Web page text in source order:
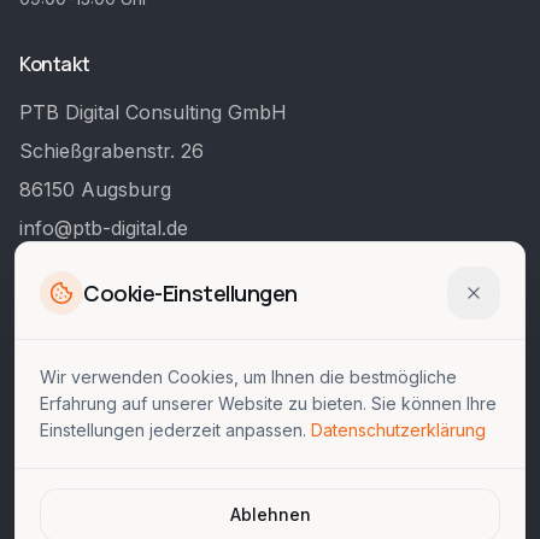
Cookie-Einstellungen
Wir verwenden Cookies, um Ihnen die bestmögliche
Erfahrung auf unserer Website zu bieten. Sie können Ihre
Einstellungen jederzeit anpassen. Datenschutzerklärung
Ablehnen
Lena Hoffmann
Hallo! Ich bin der KI-Assistent von
PTB DIGITAL. Wie kann ich Ihnen
helfen?
Kontakt
PTB Digital Consulting GmbH
Schießgrabenstr. 26
86150 Augsburg
info@ptb-digital.de
Impressum
Datenschutz